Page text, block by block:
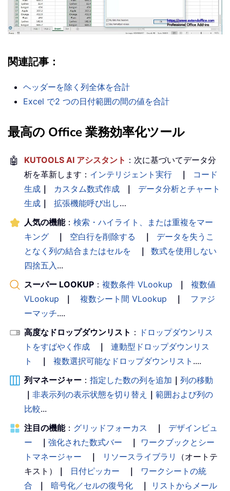
関連記事：
ヘッダーを除く列全体を合計
Excel で2 つの日付範囲の間の値を合計
最高の Office 業務効率化ツール
🤖 KUTOOLS AI アシスタント ：次に基づいてデータ分
析を革新します： インテリジェント実行 ｜
コード
生成 ｜ カスタム数式作成 ｜
データ分析とチャート
生成 ｜ 拡張機能呼び出し…
人気の機能： 検索・ハイライト、または重複をマー
キング
｜ 空白行を削除する ｜
データを失うこ
となく列の結合またはセルを
｜
数式を使用しない
四捨五入 ...
スーパー LOOKUP ： 複数条件 VLookup ｜
複数値
VLookup
｜ 複数シート間 VLookup ｜
ファジ
ーマッチ....
高度なドロップダウンリスト ： ドロップダウンリス
トをすばやく作成
｜
連動型ドロップダウンリス
ト
｜ 複数選択可能なドロップダウンリスト ....
列マネージャー ： 指定した数の列を追加 ｜ 列の移動
｜ 非表示列の表示状態を切り替え ｜ 範囲および列の
比較...
注目の機能： グリッドフォーカス ｜
デザインビュ
ー
｜ 強化された数式バー ｜
ワークブックとシー
トマネージャー
｜ リソースライブラリ
（オートテ
キスト）
｜ 日付ピッカー ｜
ワークシートの統
合
｜ 暗号化／セルの復号化 ｜
リストからメール